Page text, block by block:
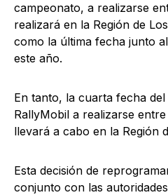
campeonato, a realizarse
realizará en la Región de
como la última fecha junto
este año.
En tanto, la cuarta fecha
RallyMobil a realizarse entre
llevará a cabo en la Región
Esta decisión de
conjunto con las